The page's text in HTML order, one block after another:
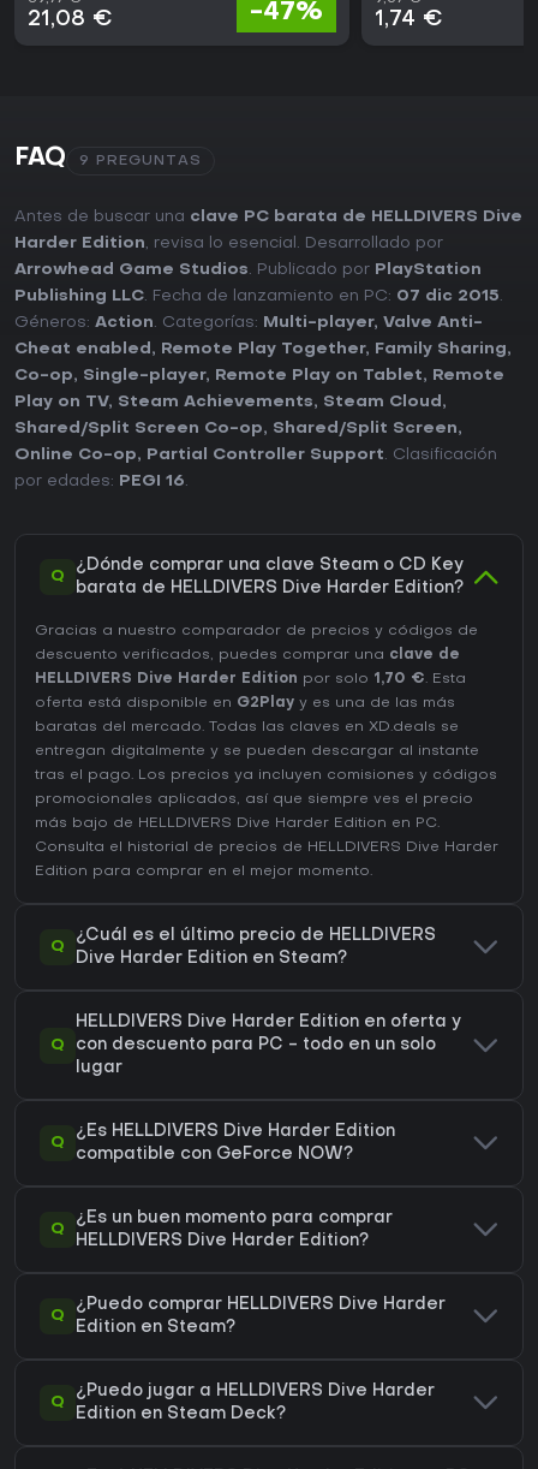
21,08 € -47% 1,74 €
FAQ 9 PREGUNTAS
Antes de buscar una clave PC barata de HELLDIVERS Dive
Harder Edition, revisa lo esencial. Desarrollado por
Arrowhead Game Studios. Publicado por PlayStation
Publishing LLC. Fecha de lanzamiento en PC: 07 dic 2015.
Géneros: Action. Categorías: Multi-player, Valve Anti-
Cheat enabled , Remote Play Together, Family Sharing,
Co-op, Single-player, Remote Play on Tablet,
Remote
Play on TV, Steam Achievements, Steam Cloud ,
Shared/Split Screen Co-op, Shared/Split Screen,
Online Co-op, Partial Controller Support. Clasificación
por edades:
PEGI 16.
Q
¿Dónde comprar una clave Steam o CD Key
barata de HELLDIVERS Dive Harder Edition?
Gracias a nuestro comparador de precios y códigos de
descuento verificados, puedes comprar una clave de
HELLDIVERS Dive Harder Edition por solo 1,70 €. Esta
oferta está disponible en G2Play y es una de las más
baratas del mercado. Todas las claves en XD.deals se
entregan digitalmente y se pueden descargar al instante
tras el pago. Los precios ya incluyen comisiones y códigos
promocionales aplicados, así que siempre ves el precio
más bajo de HELLDIVERS Dive Harder Edition en PC.
Consulta el
historial de precios de HELLDIVERS Dive Harder
Edition para comprar en el mejor momento.
Q
¿Cuál es el último precio de HELLDIVERS
Dive Harder Edition en Steam?
Q
HELLDIVERS Dive Harder Edition en oferta y
con descuento para PC - todo en un solo
lugar
Q
¿Es HELLDIVERS Dive Harder Edition
compatible con GeForce NOW?
Q
¿Es un buen momento para comprar
HELLDIVERS Dive Harder Edition?
Q
¿Puedo comprar HELLDIVERS Dive Harder
Edition en Steam?
Q
¿Puedo jugar a HELLDIVERS Dive Harder
Edition en Steam Deck?